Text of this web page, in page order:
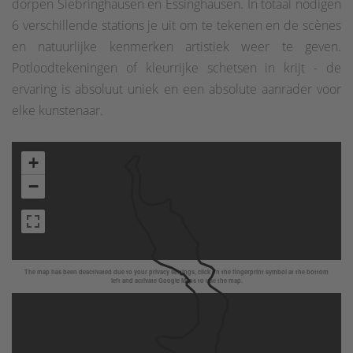
dorpen Siebringhausen en Essinghausen. In totaal nodigen
6 verschillende stations je uit om te tekenen en de scènes
en natuurlijke kenmerken artistiek weer te geven.
Potloodtekeningen of kleurrijke schetsen in krijt - de
ervaring is absoluut uniek en een absolute aanrader voor
elke kunstenaar.
The map has been deactivated due to your privacy settings, click on the fingerprint symbol at the bottom
left and activate Google Maps to use the map.
+
−